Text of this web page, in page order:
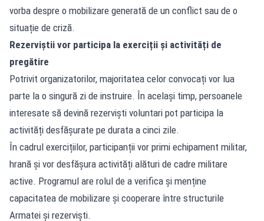
vorba despre o mobilizare generată de un conflict sau de o
situație de criză.
Rezerviștii vor participa la exerciții și activități de
pregătire
Potrivit organizatorilor, majoritatea celor convocați vor lua
parte la o singură zi de instruire. În același timp, persoanele
interesate să devină rezerviști voluntari pot participa la
activități desfășurate pe durata a cinci zile.
În cadrul exercițiilor, participanții vor primi echipament militar,
hrană și vor desfășura activități alături de cadre militare
active. Programul are rolul de a verifica și menține
capacitatea de mobilizare și cooperare între structurile
Armatei și rezerviști.